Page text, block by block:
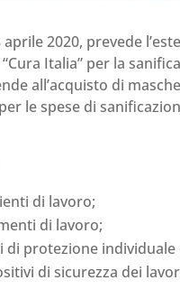
2020, prevede
Italia” per la
all’acquisto di
le spese di
di lavoro;
di lavoro;
di protezione
di sicurezza dei